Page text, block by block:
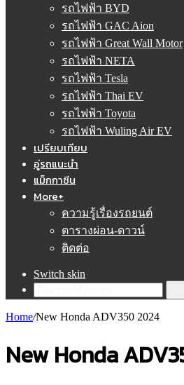
รถไฟฟ้า BYD
รถไฟฟ้า GAC Aion
รถไฟฟ้า Great Wall Motor
รถไฟฟ้า NETA
รถไฟฟ้า Tesla
รถไฟฟ้า Thai EV
รถไฟฟ้า Toyota
รถไฟฟ้า Wuling Air EV
เปรียบเทียบ
อู่รถแนะนำ
แม็กกาซีน
More+
ความรู้เรื่องรถยนต์
ตารางผ่อน-ดาวน์
ติดต่อ
Switch skin
Home/New Honda ADV350 2024
New Honda